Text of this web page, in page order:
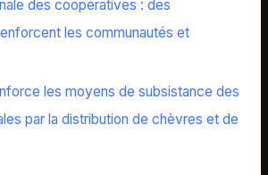
des coopératives : des
les communautés et
les moyens de subsistance des
par la distribution de chèvres et de